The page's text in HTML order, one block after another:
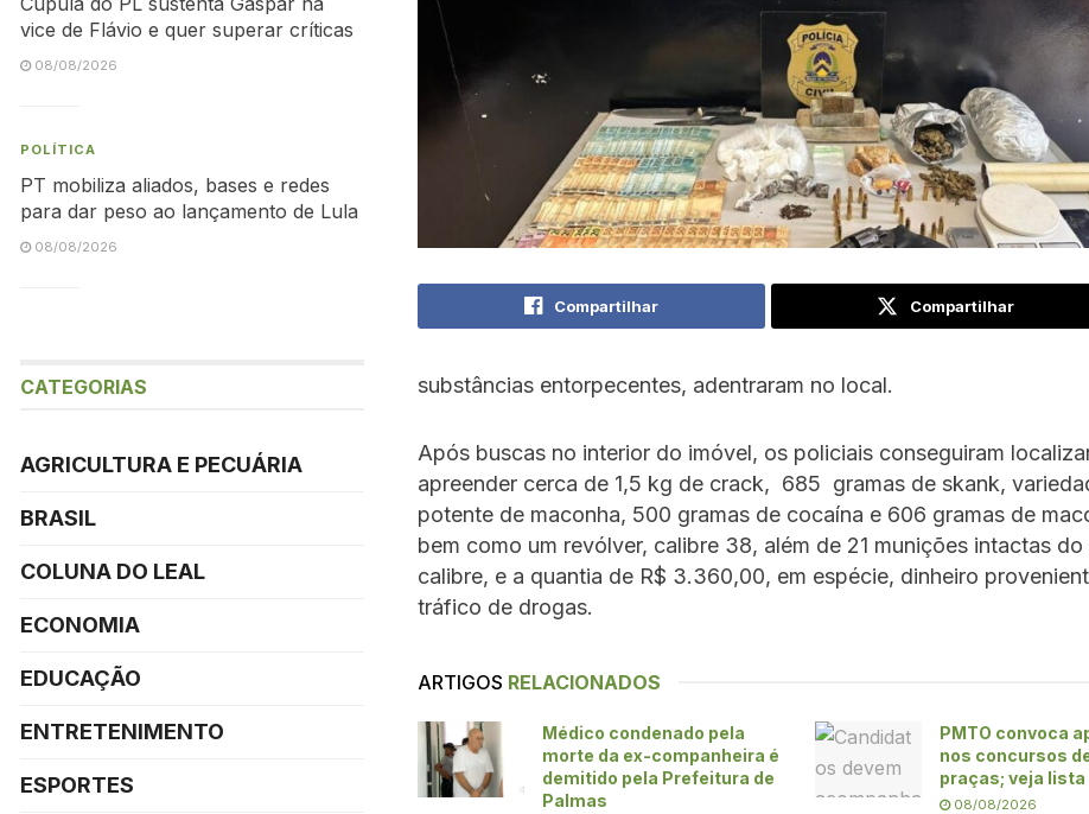
Compartilhar Compartilhar
substâncias entorpecentes, adentraram no local.
Após buscas no interior do imóvel, os policiais conseguiram
apreender cerca de 1,5 kg de crack, 685 gramas de skank,
potente de maconha, 500 gramas de cocaína e 606 gramas de
bem como um revólver, calibre 38, além de 21 munições intactas do
calibre, e a quantia de R$ 3.360,00, em espécie, dinheiro
tráfico de drogas.
ARTIGOS RELACIONADOS
Médico condenado pela
morte da ex-companheira é
demitido pela Prefeitura de
Palmas
PMTO convoca
nos concursos
praças; veja lista
08/08/2026
vice de Flávio e quer superar críticas
08/08/2026
POLÍTICA
PT mobiliza aliados, bases e redes
para dar peso ao lançamento de Lula
08/08/2026
CATEGORIAS
AGRICULTURA E PECUÁRIA
BRASIL
COLUNA DO LEAL
ECONOMIA
EDUCAÇÃO
ENTRETENIMENTO
ESPORTES